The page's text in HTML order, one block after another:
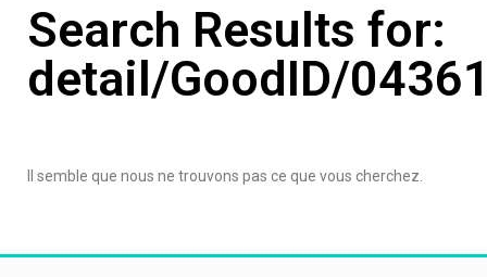
Search Results for:
detail/GoodID/
Il semble que nous ne trouvons pas ce que vous cherchez.